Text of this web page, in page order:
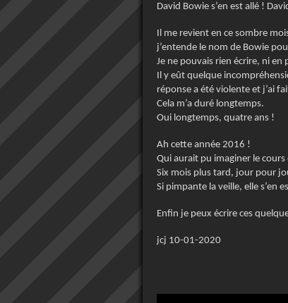
David Bowie s’en est allé !
Il me revient en ce sombre
j’entende le nom de Bowie
Je ne pouvais rien écrire, ni
Il y eût quelque
réponse a été violente et j’ai
Cela m’a duré longtemps.
Oui longtemps, quatre ans !
Ah cette année 2016 !
Qui aurait pu imaginer le cours
Six mois plus tard, jour pour
Si pimpante la veille, elle s’en
Enfin je peux écrire ces
jcj 10-01-2020